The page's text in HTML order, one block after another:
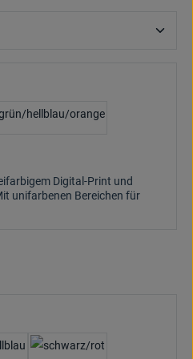
Digital-Print und
unifarbenen Bereichen für